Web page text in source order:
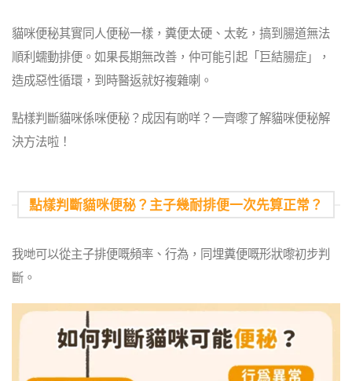
貓咪便秘其實同人便秘一樣，糞便太硬、太乾，搞到腸道無法
順利蠕動排便。 如果長期無改善，仲可能引起「巨結腸症」，
造成惡性循環，到時醫返就好複雜喇。
點樣判斷貓咪係咪便秘？成因有啲咩？一齊嚟了解貓咪便秘解
決方法啦！
點樣判斷貓咪便秘？主子幾耐排便一次先算正常？
我哋可以從主子排便嘅頻率、行為，同埋糞便嘅形狀嚟初步判
斷。